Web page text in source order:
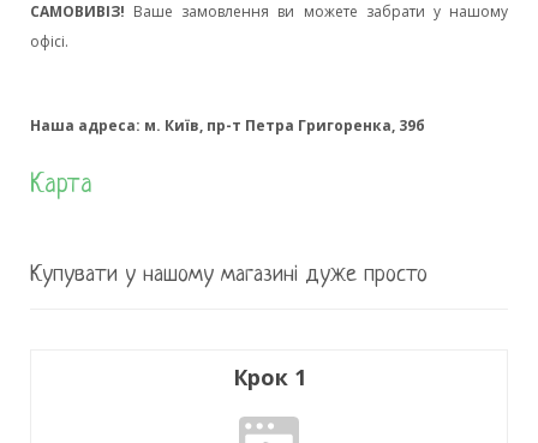
САМОВИВІЗ! Ваше замовлення ви можете забрати у нашому
офісі.
Наша адреса: м. Київ, пр-т Петра Григоренка, 39б
Карта
Купувати у нашому магазині дуже просто
Крок 1